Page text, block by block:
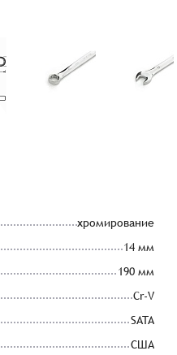
хромирование
14 мм
190 мм
Cr-V
SATA
США